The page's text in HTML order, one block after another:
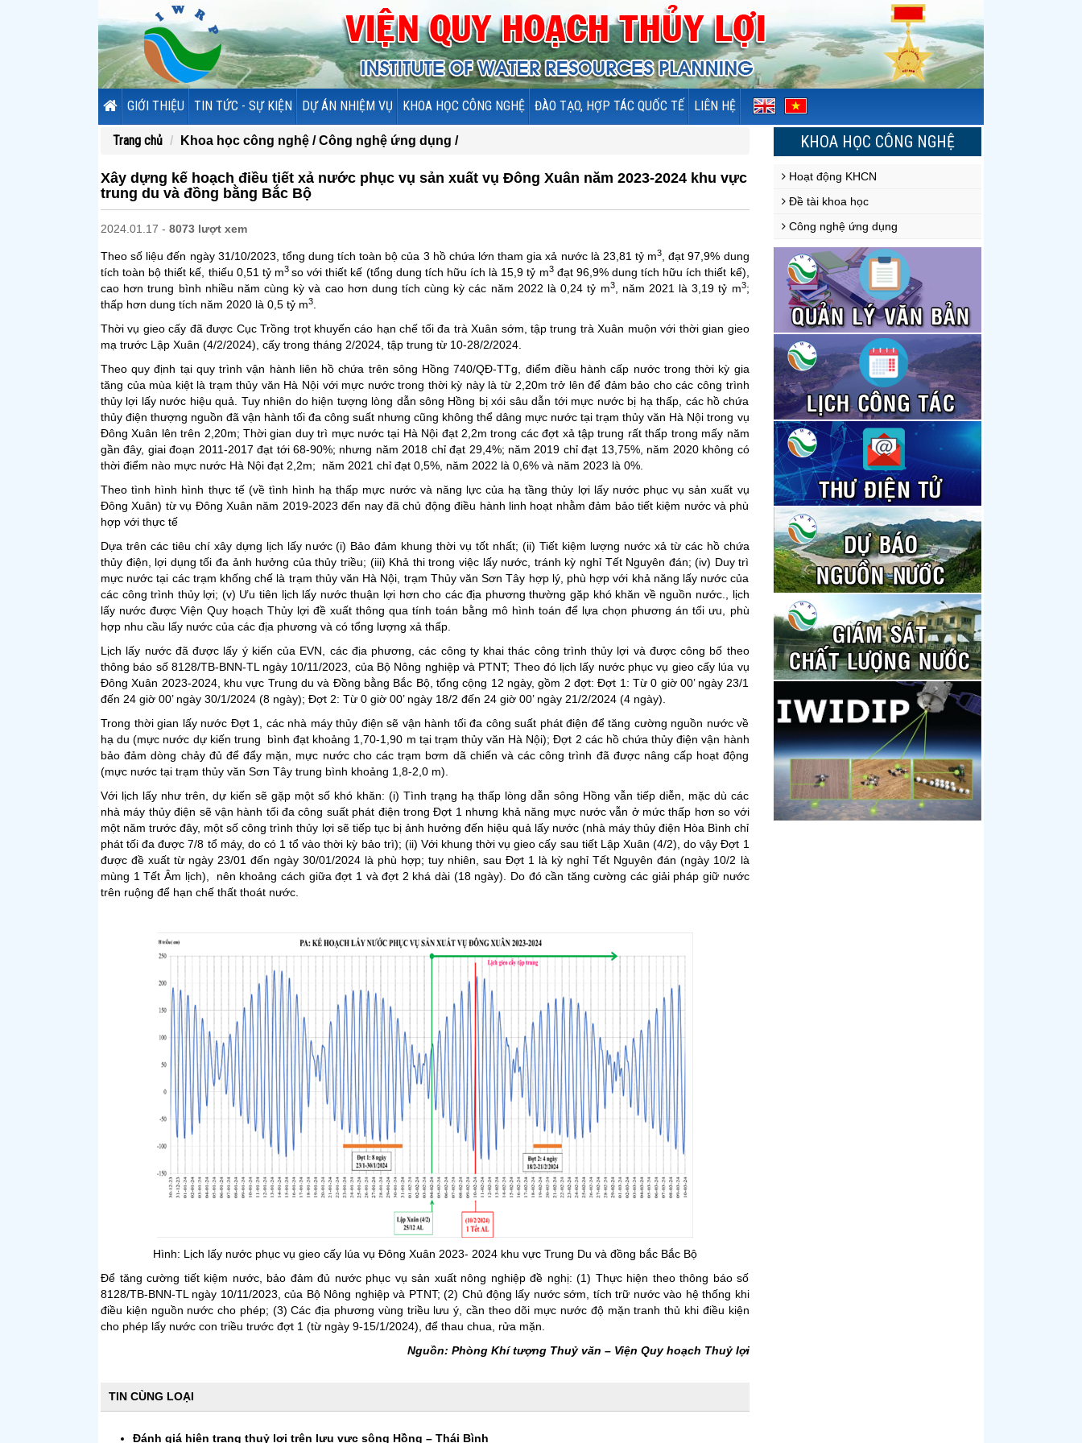
GIỚI THIỆU TIN TỨC - SỰ KIỆN DỰ ÁN NHIỆM VỤ KHOA HỌC CÔNG NGHỆ ĐÀO TẠO, HỢP TÁC QUỐC TẾ LIÊN HỆ
Trang chủ Khoa học công nghệ /Công nghệ ứng dụng /
Xây dựng kế hoạch điều tiết xả nước phục vụ sản xuất vụ Đông Xuân năm 2023-2024 khu vực
trung du và đồng bằng Bắc Bộ
2024.01.17 - 8073 lượt xem
Theo số liệu đến ngày 31/10/2023, tổng dung tích toàn bộ của 3 hồ chứa lớn tham gia xả nước là 23,81 tỷ m3
, đạt 97,9% dung
tích toàn bộ thiết kế, thiếu 0,51 tỷ m3 so với thiết kế (tổng dung tích hữu ích là 15,9 tỷ m3đạt 96,9% dung tích hữu ích thiết kế),
cao hơn trung bình nhiều năm cùng kỳ và cao hơn dung tích cùng kỳ các năm 2022 là 0,24 tỷ m3, năm 2021 là 3,19 tỷ m3;
thấp hơn dung tích năm 2020 là 0,5 tỷ m3
Thời vụ gieo cấy đã được Cục Trồng trọt khuyến cáo hạn chế tối đa trà Xuân sớm, tập trung trà Xuân muộn với thời gian gieo
mạ trước Lập Xuân (4/2/2024), cấy trong tháng 2/2024, tập trung từ 10-28/2/2024.
Theo quy định tại quy trình vận hành liên hồ chứa trên sông Hồng 740/QĐ-TTg, điểm điều hành cấp nước trong thời kỳ gia
tăng của mùa kiệt là trạm thủy văn Hà Nội với mực nước trong thời kỳ này là từ 2,20m trở lên để đảm bảo cho các công trình
thủy lợi lấy nước hiệu quả. Tuy nhiên do hiện tượng lòng dẫn sông Hồng bị xói sâu dẫn tới mực nước bị hạ thấp, các hồ chứa
thủy điện thượng nguồn đã vận hành tối đa công suất nhưng cũng không thể dâng mực nước tại trạm thủy văn Hà Nội trong vụ
Đông Xuân lên trên 2,20m; Thời gian duy trì mực nước tại Hà Nội đạt 2,2m trong các đợt xả tập trung rất thấp trong mấy năm
gần đây, giai đoạn 2011-2017 đạt tới 68-90%; nhưng năm 2018 chỉ đạt 29,4%; năm 2019 chỉ đạt 13,75%, năm 2020 không có
thời điểm nào mực nước Hà Nội đạt 2,2m; năm 2021 chỉ đạt 0,5%, năm 2022 là 0,6% và năm 2023 là 0%.
Theo tình hình hình thực tế (về tình hình hạ thấp mực nước và năng lực của hạ tầng thủy lợi lấy nước phục vụ sản xuất vụ
Đông Xuân) từ vụ Đông Xuân năm 2019-2023 đến nay đã chủ động điều hành linh hoạt nhằm đảm bảo tiết kiệm nước và phù
hợp với thực tế
Dựa trên các tiêu chí xây dựng lịch lấy nước (i) Bảo đảm khung thời vụ tốt nhất; (ii) Tiết kiệm lượng nước xả từ các hồ chứa
thủy điện, lợi dụng tối đa ảnh hưởng của thủy triều; (iii) Khả thi trong việc lấy nước, tránh kỳ nghỉ Tết Nguyên đán; (iv) Duy trì
mực nước tại các trạm khống chế là trạm thủy văn Hà Nội, trạm Thủy văn Sơn Tây hợp lý, phù hợp với khả năng lấy nước của
các công trình thủy lợi; (v) Ưu tiên lịch lấy nước thuận lợi hơn cho các địa phương thường gặp khó khăn về nguồn nước., lịch
lấy nước được Viện Quy hoạch Thủy lợi đề xuất thông qua tính toán bằng mô hình toán để lựa chọn phương án tối ưu, phù
hợp nhu cầu lấy nước của các địa phương và có tổng lượng xả thấp.
Lịch lấy nước đã được lấy ý kiến của EVN, các địa phương, các công ty khai thác công trình thủy lợi và được công bố theo
thông báo số 8128/TB-BNN-TL ngày 10/11/2023, của Bộ Nông nghiệp và PTNT; Theo đó lịch lấy nước phục vụ gieo cấy lúa vụ
Đông Xuân 2023-2024, khu vực Trung du và Đồng bằng Bắc Bộ, tổng cộng 12 ngày, gồm 2 đợt: Đợt 1: Từ 0 giờ 00’ ngày 23/1
đến 24 giờ 00’ ngày 30/1/2024 (8 ngày); Đợt 2: Từ 0 giờ 00’ ngày 18/2 đến 24 giờ 00’ ngày 21/2/2024 (4 ngày).
Trong thời gian lấy nước Đợt 1, các nhà máy thủy điện sẽ vận hành tối đa công suất phát điện để tăng cường nguồn nước về
hạ du (mực nước dự kiến trung bình đạt khoảng 1,70-1,90 m tại trạm thủy văn Hà Nội); Đợt 2 các hồ chứa thủy điện vận hành
bảo đảm dòng chảy đủ để đẩy mặn, mực nước cho các trạm bơm dã chiến và các công trình đã được nâng cấp hoạt động
(mực nước tại trạm thủy văn Sơn Tây trung bình khoảng 1,8-2,0 m).
Với lịch lấy như trên, dự kiến sẽ gặp một số khó khăn: (i) Tình trạng hạ thấp lòng dẫn sông Hồng vẫn tiếp diễn, mặc dù các
nhà máy thủy điện sẽ vận hành tối đa công suất phát điện trong Đợt 1 nhưng khả năng mực nước vẫn ở mức thấp hơn so với
một năm trước đây, một số công trình thủy lợi sẽ tiếp tục bị ảnh hưởng đến hiệu quả lấy nước (nhà máy thủy điện Hòa Bình chỉ
phát tối đa được 7/8 tổ máy, do có 1 tổ vào thời kỳ bảo trì); (ii) Với khung thời vụ gieo cấy sau tiết Lập Xuân (4/2), do vậy Đợt 1
được đề xuất từ ngày 23/01 đến ngày 30/01/2024 là phù hợp; tuy nhiên, sau Đợt 1 là kỳ nghỉ Tết Nguyên đán (ngày 10/2 là
mùng 1 Tết Âm lịch), nên khoảng cách giữa đợt 1 và đợt 2 khá dài (18 ngày). Do đó cần tăng cường các giải pháp giữ nước
trên ruộng để hạn chế thất thoát nước.
Hình: Lịch lấy nước phục vụ gieo cấy lúa vụ Đông Xuân 2023- 2024 khu vực Trung Du và đồng bắc Bắc Bộ
Để tăng cường tiết kiệm nước, bảo đảm đủ nước phục vụ sản xuất nông nghiệp đề nghị: (1) Thực hiện theo thông báo số
8128/TB-BNN-TL ngày 10/11/2023, của Bộ Nông nghiệp và PTNT; (2) Chủ động lấy nước sớm, tích trữ nước vào hệ thống khi
điều kiện nguồn nước cho phép; (3) Các địa phương vùng triều lưu ý, cần theo dõi mực nước độ mặn tranh thủ khi điều kiện
cho phép lấy nước con triều trước đợt 1 (từ ngày 9-15/1/2024), để thau chua, rửa mặn.
Nguồn: Phòng Khí tượng Thuỷ văn – Viện Quy hoạch Thuỷ lợi
TIN CÙNG LOẠI
Đánh giá hiện trạng thuỷ lợi trên lưu vực sông Hồng – Thái Bình
KHOA HỌC CÔNG NGHỆ
Hoạt động KHCN
Đề tài khoa học
Công nghệ ứng dụng